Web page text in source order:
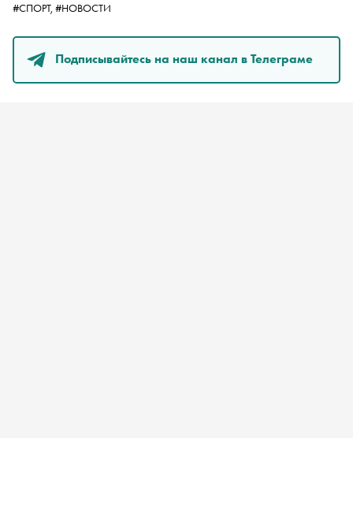
#СПОРТ, #НОВОСТИ
Подписывайтесь на наш канал в Телеграме